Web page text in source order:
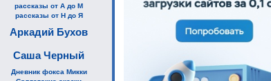
рассказы от А до М
рассказы от Н до Я
Аркадий Бухов
Саша Черный
Дневник фокса Микки